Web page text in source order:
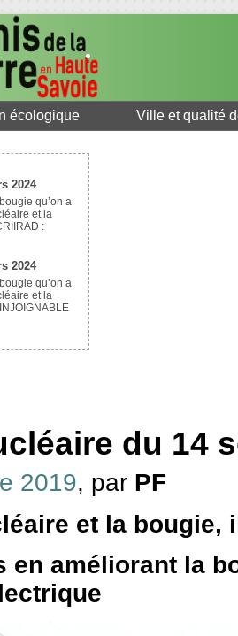
écologique Ville et qualité
2024
qu’on a
et la
:
2024
qu’on a
et la
du 14
2019, par PF
et la bougie,
en améliorant la